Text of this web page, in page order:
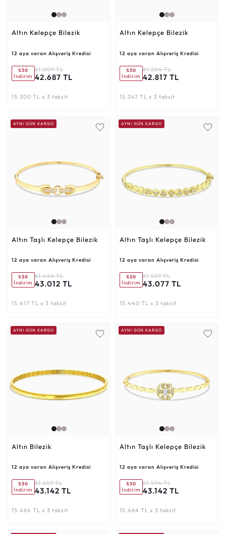
Altın Kelepçe Bilezik
12 aya varan Alışveriş Kredisi
%30
İndirim
61.009 TL
42.687 TL
15.300 TL x 3 taksit
Altın Kelepçe Bilezik
12 aya varan Alışveriş Kredisi
%30
İndirim
61.204 TL
42.817 TL
15.347 TL x 3 taksit
AYNI GÜN KARGO
Altın Taşlı Kelepçe Bilezik
12 aya varan Alışveriş Kredisi
%30
İndirim
61.464 TL
43.012 TL
15.417 TL x 3 taksit
AYNI GÜN KARGO
Altın Taşlı Kelepçe Bilezik
12 aya varan Alışveriş Kredisi
%30
İndirim
61.529 TL
43.077 TL
15.440 TL x 3 taksit
AYNI GÜN KARGO
Altın Bilezik
12 aya varan Alışveriş Kredisi
%30
İndirim
61.659 TL
43.142 TL
15.464 TL x 3 taksit
AYNI GÜN KARGO
Altın Taşlı Kelepçe Bilezik
12 aya varan Alışveriş Kredisi
%30
İndirim
61.594 TL
43.142 TL
15.464 TL x 3 taksit